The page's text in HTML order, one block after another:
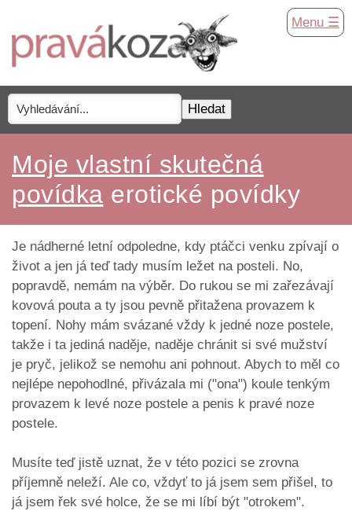
Menu ☰
Moje vlastní skutečná
povídka erotické povídky
Je nádherné letní odpoledne, kdy ptáčci venku zpívají o
život a jen já teď tady musím ležet na posteli. No,
popravdě, nemám na výběr. Do rukou se mi zařezávají
kovová pouta a ty jsou pevně přitažena provazem k
topení. Nohy mám svázané vždy k jedné noze postele,
takže i ta jediná naděje, naděje chránit si své mužství
je pryč, jelikož se nemohu ani pohnout. Abych to měl co
nejlépe nepohodlné, přivázala mi ("ona") koule tenkým
provazem k levé noze postele a penis k pravé noze
postele.
Musíte teď jistě uznat, že v této pozici se zrovna
příjemně neleží. Ale co, vždyť to já jsem sem přišel, to
já jsem řek své holce, že se mi líbí být "otrokem".